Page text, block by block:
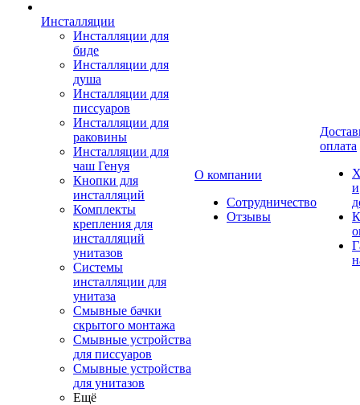
Инсталляции
Инсталляции для
биде
Инсталляции для
душа
Инсталляции для
писсуаров
Инсталляции для
раковины
Инсталляции для
чаш Генуя
Кнопки для
инсталляций
Комплекты
крепления для
инсталляций
унитазов
Системы
инсталляции для
унитаза
Смывные бачки
скрытого монтажа
Смывные устройства
для писсуаров
Смывные устройства
для унитазов
Ещё
О компании
Сотрудничество
Отзывы
оплата
и